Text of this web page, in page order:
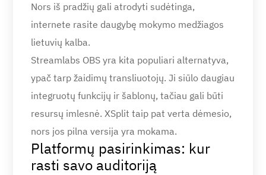
Nors iš pradžių gali atrodyti sudėtinga,
internetе rasite daugybę mokymo medžiagos
lietuvių kalba.
Streamlabs OBS yra kita populiari alternatyva,
ypač tarp žaidimų transliuotojų. Ji siūlo daugiau
integruotų funkcijų ir šablonų, tačiau gali būti
resursų imlesnė. XSplit taip pat verta dėmesio,
nors jos pilna versija yra mokama.
Platformų pasirinkimas: kur
rasti savo auditoriją